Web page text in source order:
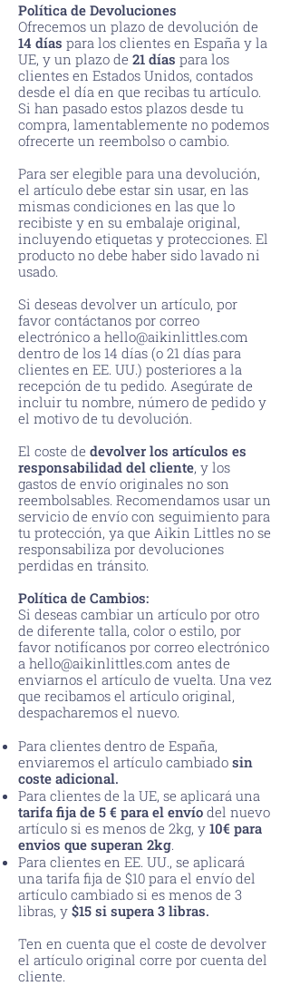
Política de Devoluciones
Ofrecemos un plazo de devolución de
14 días para los clientes en España y la
UE, y un plazo de 21 días para los
clientes en Estados Unidos, contados
desde el día en que recibas tu artículo.
Si han pasado estos plazos desde tu
compra, lamentablemente no podemos
ofrecerte un reembolso o cambio.
Para ser elegible para una devolución,
el artículo debe estar sin usar, en las
mismas condiciones en las que lo
recibiste y en su embalaje original,
incluyendo etiquetas y protecciones. El
producto no debe haber sido lavado ni
usado.
Si deseas devolver un artículo, por
favor contáctanos por correo
electrónico a hello@aikinlittles.com
dentro de los 14 días (o 21 días para
clientes en EE. UU.) posteriores a la
recepción de tu pedido. Asegúrate de
incluir tu nombre, número de pedido y
el motivo de tu devolución.
El coste de devolver los artículos es
responsabilidad del cliente, y los
gastos de envío originales no son
reembolsables. Recomendamos usar un
servicio de envío con seguimiento para
tu protección, ya que Aikin Littles no se
responsabiliza por devoluciones
perdidas en tránsito.
Política de Cambios:
Si deseas cambiar un artículo por otro
de diferente talla, color o estilo, por
favor notifícanos por correo electrónico
a hello@aikinlittles.com antes de
enviarnos el artículo de vuelta. Una vez
que recibamos el artículo original,
despacharemos el nuevo.
Para clientes dentro de España,
enviaremos el artículo cambiado sin
coste adicional.
Para clientes de la UE, se aplicará una
tarifa fija de 5 € para el envío del nuevo
artículo si es menos de 2kg, y 10€ para
envios que superan 2kg.
Para clientes en EE. UU., se aplicará
una tarifa fija de $10 para el envío del
artículo cambiado si es menos de 3
libras, y $15 si supera 3 libras.
Ten en cuenta que el coste de devolver
el artículo original corre por cuenta del
cliente.